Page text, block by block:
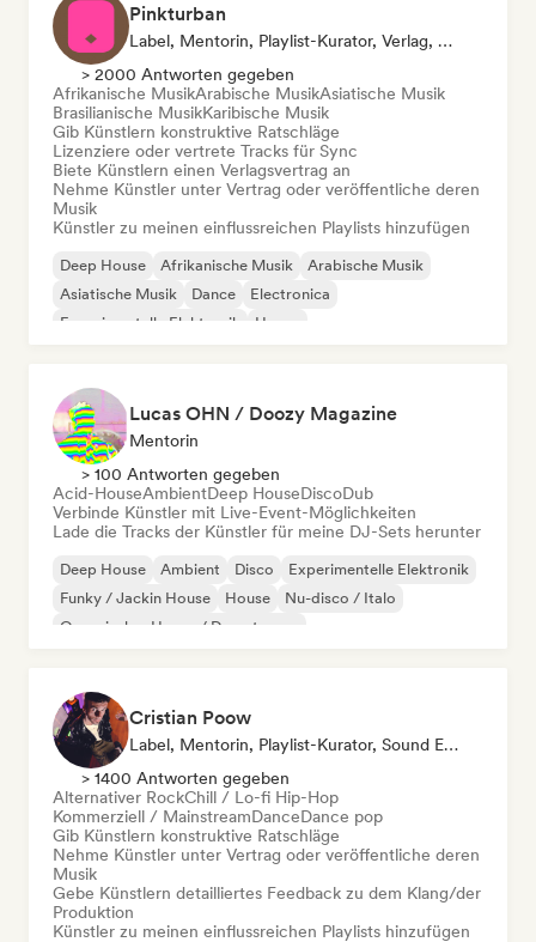
Pinkturban
Label, Mentorin, Playlist-Kurator, Verlag, Sync Supervisor
> 2000 Antworten gegeben
Afrikanische MusikArabische MusikAsiatische Musik
Brasilianische MusikKaribische Musik
Gib Künstlern konstruktive Ratschläge
Lizenziere oder vertrete Tracks für Sync
Biete Künstlern einen Verlagsvertrag an
Nehme Künstler unter Vertrag oder veröffentliche deren
Musik
Künstler zu meinen einflussreichen Playlists hinzufügen
Deep House Afrikanische Musik
Arabische Musik
Asiatische Musik
Dance
Electronica
Experimentelle Elektronik
House
Lucas OHN / Doozy Magazine
Mentorin
> 100 Antworten gegeben
Acid-HouseAmbientDeep HouseDiscoDub
Verbinde Künstler mit Live-Event-Möglichkeiten
Lade die Tracks der Künstler für meine DJ-Sets herunter
Deep House Ambient Disco
Experimentelle Elektronik
Funky / Jackin House
House
Nu-disco / Italo
Organischer House / Downtempo
Cristian Poow
Label, Mentorin, Playlist-Kurator, Sound Experte
> 1400 Antworten gegeben
Alternativer RockChill / Lo-fi Hip-Hop
Kommerziell / MainstreamDanceDance pop
Gib Künstlern konstruktive Ratschläge
Nehme Künstler unter Vertrag oder veröffentliche deren
Musik
Gebe Künstlern detailliertes Feedback zu dem Klang/der
Produktion
Künstler zu meinen einflussreichen Playlists hinzufügen